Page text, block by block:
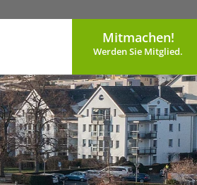
Mitmachen!
Werden Sie Mitglied.